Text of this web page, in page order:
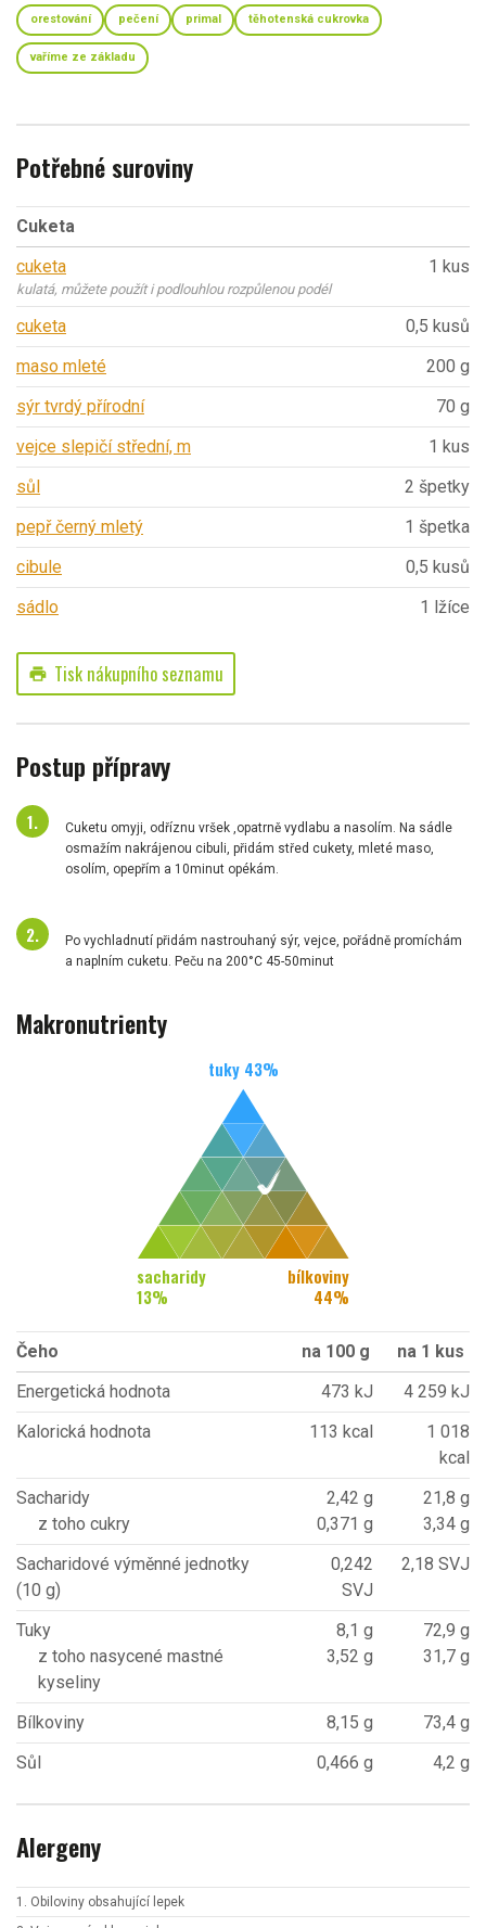
orestování pečení primal těhotenská cukrovka
vaříme ze základu
Potřebné suroviny
Cuketa
cuketa
kulatá, můžete použít i podlouhlou rozpůlenou podél
1 kus
cuketa
0,5 kusů
maso mleté
200 g
sýr tvrdý přírodní
70 g
vejce slepičí střední, m
1 kus
sůl
2 špetky
pepř černý mletý
1 špetka
cibule
0,5 kusů
sádlo
1 lžíce
print Tisk nákupního seznamu
Postup přípravy
Cuketu omyji, odříznu vršek ,opatrně vydlabu a nasolím. Na sádle
osmažím nakrájenou cibuli, přidám střed cukety, mleté maso,
osolím, opepřím a 10minut opékám.
Po vychladnutí přidám nastrouhaný sýr, vejce, pořádně promíchám
a naplním cuketu. Peču na 200°C 45-50minut
Makronutrienty
tuky 43%
sacharidy
13%
bílkoviny
44%
Čeho na 100 g
na 1 kus
Energetická hodnota
473 kJ
4 259 kJ
Kalorická hodnota
113 kcal
1 018
kcal
Sacharidy
z toho cukry
2,42 g
0,371 g
21,8 g
3,34 g
Sacharidové výměnné jednotky
(10 g)
0,242
SVJ
2,18 SVJ
Tuky
z toho nasycené mastné
kyseliny
8,1 g
3,52 g
72,9 g
31,7 g
Bílkoviny 8,15 g
73,4 g
Sůl
0,466 g 4,2 g
Alergeny
1. Obiloviny obsahující lepek